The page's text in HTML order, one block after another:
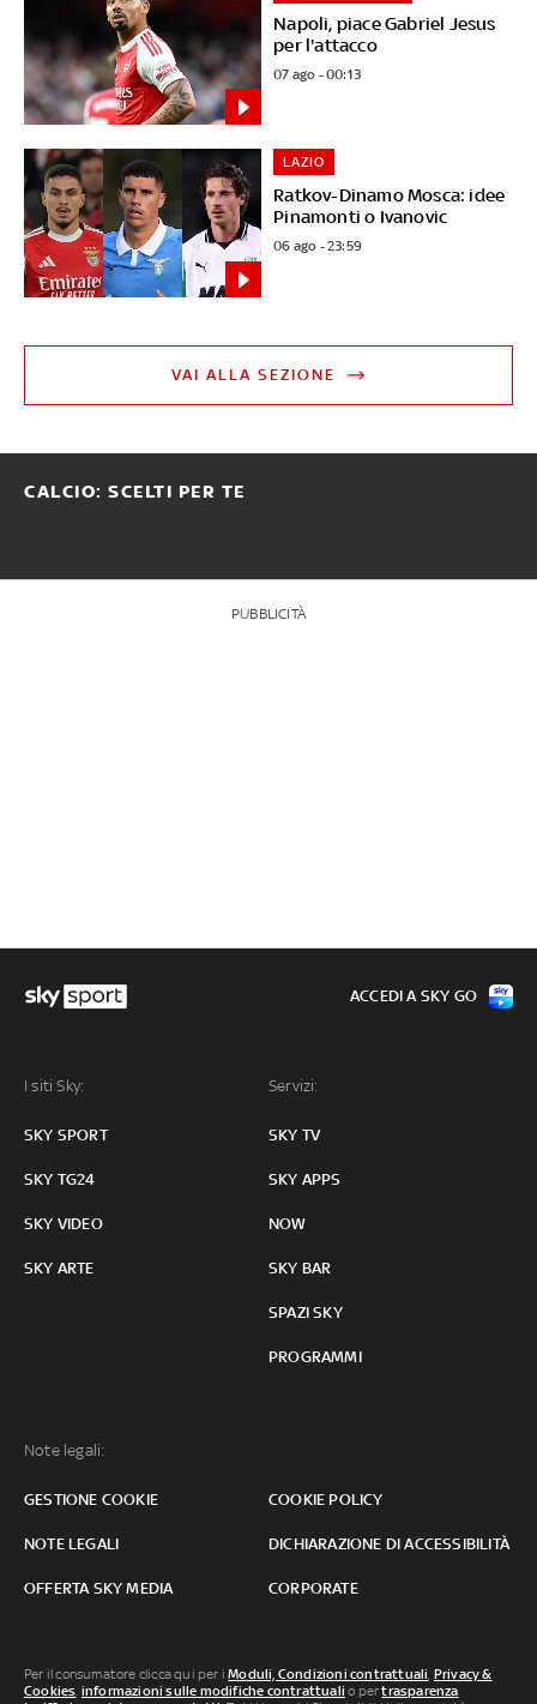
Napoli, piace Gabriel Jesus
per l'attacco
07 ago - 00:13
Ratkov-Dinamo Mosca: idee
Pinamonti o Ivanovic
LAZIO
06 ago - 23:59
VAI ALLA SEZIONE
CALCIO: SCELTI PER TE
PUBBLICITÀ
I siti Sky:
SKY SPORT
SKY TG24
SKY VIDEO
SKY ARTE
Servizi:
SKY TV
SKY APPS
NOW
SKY BAR
SPAZI SKY
PROGRAMMI
Note legali:
GESTIONE COOKIE COOKIE POLICY
NOTE LEGALI DICHIARAZIONE DI ACCESSIBILITÀ
OFFERTA SKY MEDIA CORPORATE
ACCEDI A SKY GO
Per il consumatore clicca qui per iModuli, Condizioni contrattuali, Privacy &
Cookies, informazioni sulle modifiche contrattuali o pertrasparenza